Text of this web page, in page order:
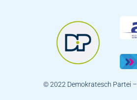
© 2022 Demokratesch Partei –